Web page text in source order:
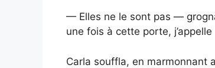
— Elles ne le sont pas —
une fois à cette porte,
Carla souffla, en marmonnant